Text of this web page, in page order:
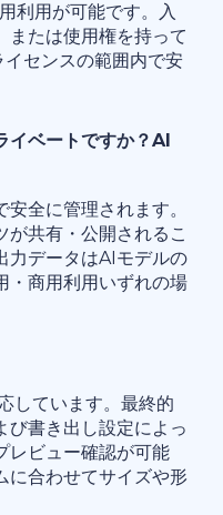
利用が可能です。入
または使用権を持って
センスの範囲内で安
イベートですか？AI
全に管理されます。
が共有・公開されるこ
力データはAIモデルの
・商用利用いずれの場
しています。最終的
び書き出し設定によっ
レビュー確認が可能
に合わせてサイズや形